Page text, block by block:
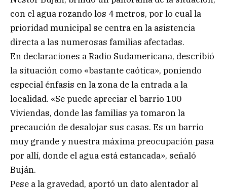
con el agua rozando los 4 metros, por lo cual la
prioridad municipal se centra en la asistencia
directa a las numerosas familias afectadas.
En declaraciones a Radio Sudamericana, describió
la situación como «bastante caótica», poniendo
especial énfasis en la zona de la entrada a la
localidad. «Se puede apreciar el barrio 100
Viviendas, donde las familias ya tomaron la
precaución de desalojar sus casas. Es un barrio
muy grande y nuestra máxima preocupación pasa
por allí, donde el agua está estancada», señaló
Buján.
Pese a la gravedad, aportó un dato alentador al